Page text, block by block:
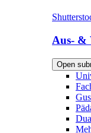
Aus- &
Open